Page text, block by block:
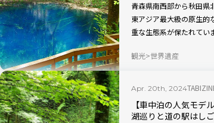
青森県南西部から秋田県
東アジア最大級の原生的
重な生態系が保たれてい
人気スポット・グルメも
観光 世界遺産
Apr. 20th, 2024
【車中泊の人気モデ
湖巡りと道の駅はし